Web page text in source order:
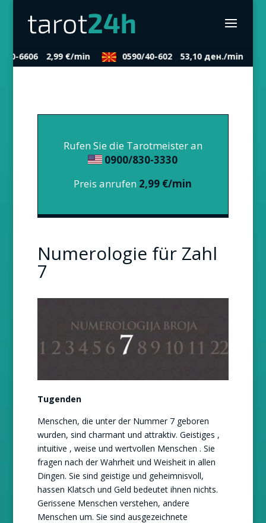
6606 2,99 €/min 0590/40-602 53,10 ден./min
Rufen Sie die Tarotmeister an
0900/830-3330
Preis anrufen 2,99 €/min
Numerologie für Zahl
7
Tugenden
Menschen, die unter der Nummer 7 geboren
wurden, sind charmant und attraktiv. Geistiges ,
intuitive , weise und wertvollen Menschen . Sie
fragen nach der Wahrheit und Weisheit in allen
Dingen. Sie sind geistige und geheimnisvoll,
hassen Klatsch und Geld bedeutet ihnen nichts.
Gerissene Menschen verstehen, andere
Menschen um. Sie sind ausgezeichnete